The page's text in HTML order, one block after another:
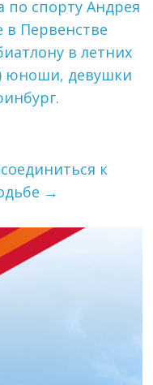
по спорту Андрея
в Первенстве
в летних
юноши, девушки
к
→